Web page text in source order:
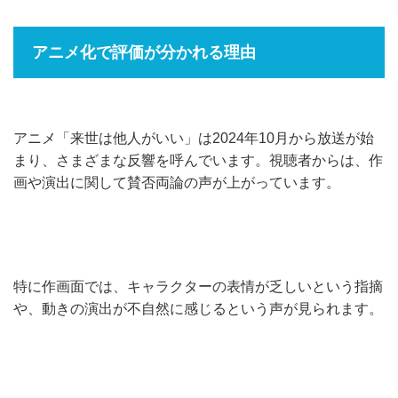
アニメ化で評価が分かれる理由
アニメ「来世は他人がいい」は2024年10月から放送が始
まり、さまざまな反響を呼んでいます。視聴者からは、作
画や演出に関して賛否両論の声が上がっています。
特に作画面では、キャラクターの表情が乏しいという指摘
や、動きの演出が不自然に感じるという声が見られます。